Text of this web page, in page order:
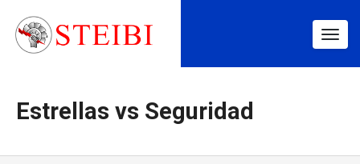
Estrellas vs Seguridad